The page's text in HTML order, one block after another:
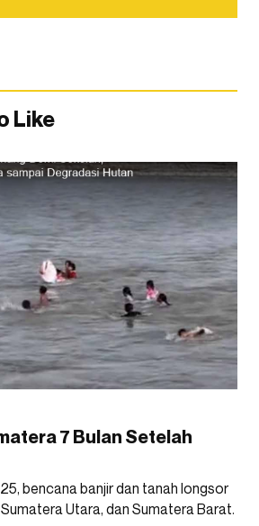
Like
7 Bulan Setelah
bencana banjir dan tanah longsor
Utara, dan Sumatera Barat.